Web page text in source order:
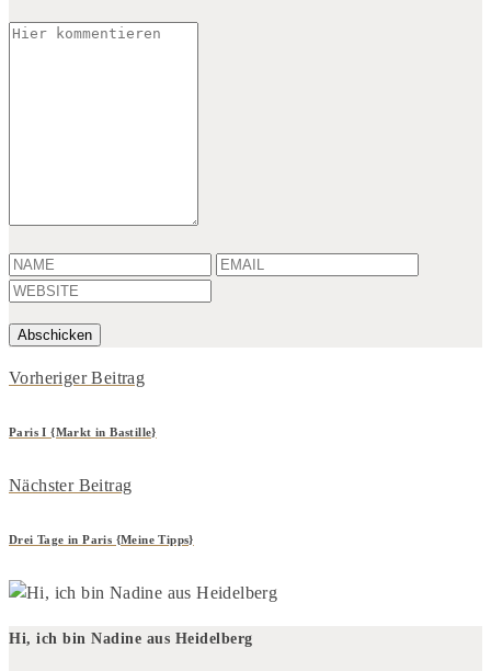
Vorheriger Beitrag
Paris I {Markt in Bastille}
Nächster Beitrag
Drei Tage in Paris {Meine Tipps}
Hi, ich bin Nadine aus Heidelberg